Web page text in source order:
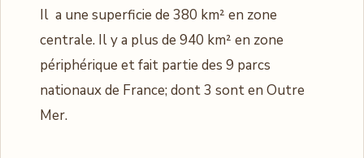
Il a une superficie de 380 km² en zone
centrale. Il y a plus de 940 km² en zone
périphérique et fait partie des 9 parcs
nationaux de France; dont 3 sont en Outre
Mer.